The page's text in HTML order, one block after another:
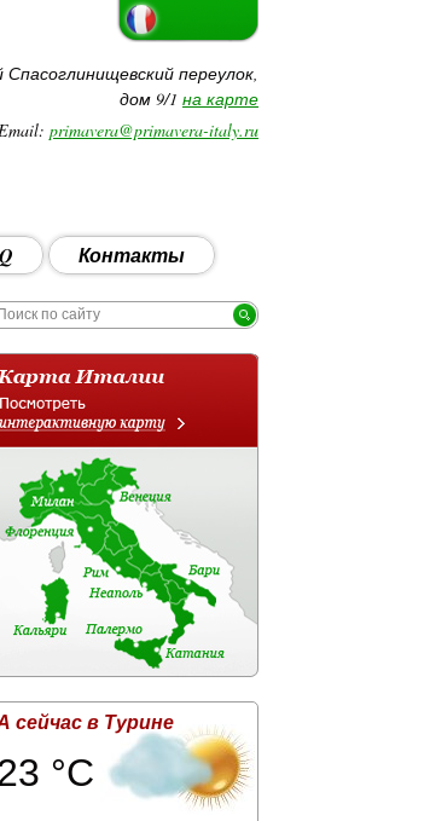
переулок,
дом 9/1 на карте
primavera@primavera-italy.ru
Контакты
Детские каникулы в Апулии!
сейчас в Турине
°C